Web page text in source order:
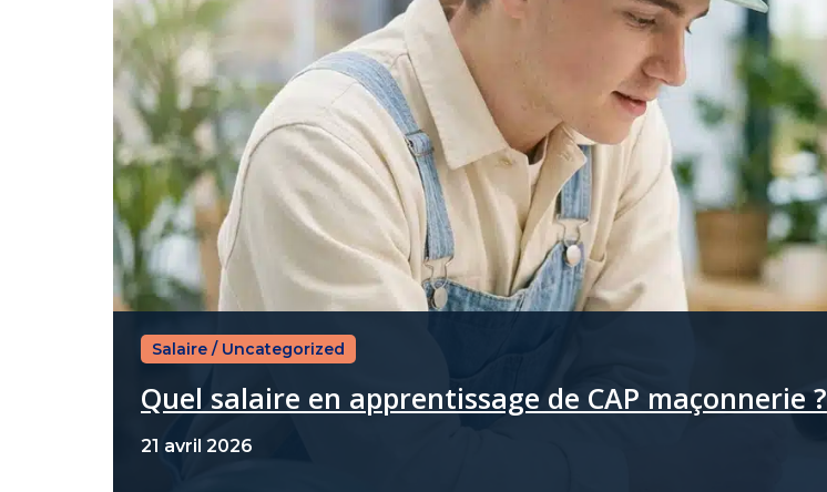
Salaire / Uncategorized
Quel salaire en apprentissage de CAP maçonnerie ?
21 avril 2026